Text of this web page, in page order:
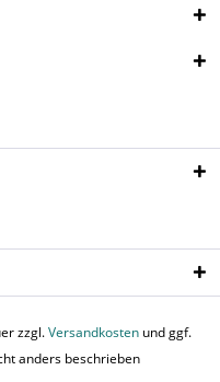
zzgl.Versandkosten und ggf.
anders beschrieben